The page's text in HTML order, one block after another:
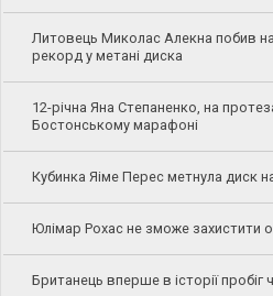
Литовець Миколас Алекна побив
рекорд у метані диска
12-річна Яна Степаненко, на
Бостонському марафоні
Кубинка Яіме Перес метнула диск
Юлімар Рохас не зможе захистити
Британець вперше в історії